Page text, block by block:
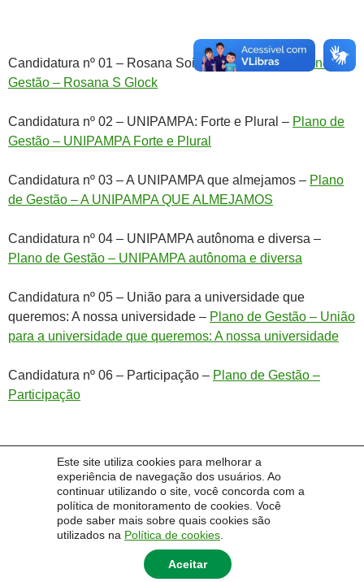
Este site utiliza cookies para melhorar a
experiência de navegação dos usuários. Ao
continuar utilizando o site, você concorda com a
política de monitoramento de cookies. Você
pode saber mais sobre quais cookies são
utilizados na Política de cookies
Aceitar
Candidatura nº 01 – Rosana Soibelmann Glock –
Plano de
Gestão – Rosana S Glock
Candidatura nº 02 – UNIPAMPA: Forte e Plural – Plano de
Gestão – UNIPAMPA Forte e Plural
Candidatura nº 03 – A UNIPAMPA que almejamos – Plano
de Gestão – A UNIPAMPA QUE ALMEJAMOS
Candidatura nº 04 – UNIPAMPA autônoma e diversa –
Plano de Gestão – UNIPAMPA autônoma e diversa
Candidatura nº 05 – União para a universidade que
queremos: A nossa universidade – Plano de Gestão – União
para a universidade que queremos: A nossa universidade
Candidatura nº 06 – Participação – Plano de Gestão –
Participação
Lucas da Costa Lage
Secretário da Comissão Pró-Consulta Geral